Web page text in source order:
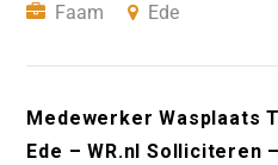
Faam
Ede
Medewerker Wasplaats
Ede – WR.nl Solliciteren